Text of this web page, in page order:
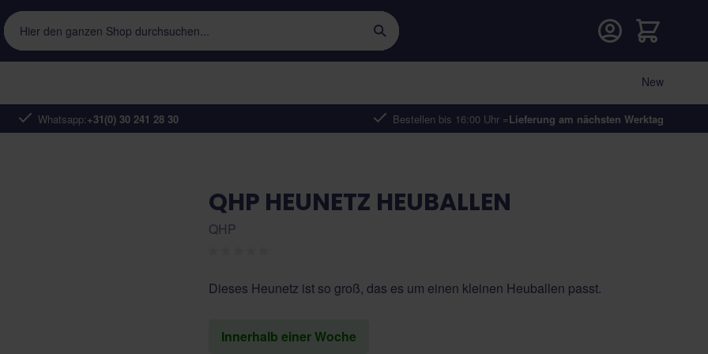
Whatsapp:+31(0) 30 241 28 30 Bestellen bis 16:00 Uhr =Lieferung am nächsten Werktag
Hier den ganzen Shop durchsuchen...
Warenkorb
New
QHP HEUNETZ HEUBALLEN
QHP
Dieses Heunetz ist so groß, das es um einen kleinen Heuballen passt.
Innerhalb einer Woche